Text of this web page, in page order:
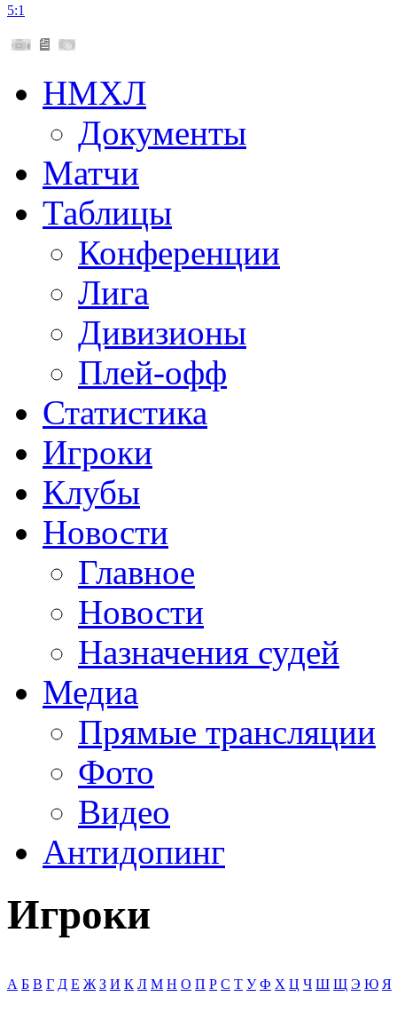
5:1
НМХЛ
Документы
Матчи
Таблицы
Конференции
Лига
Дивизионы
Плей-офф
Статистика
Игроки
Клубы
Новости
Главное
Новости
Назначения судей
Медиа
Прямые трансляции
Фото
Видео
Антидопинг
Игроки
А Б В Г Д Е Ж З И К Л М Н О П Р С Т У Ф Х Ц Ч Ш Щ Э Ю Я